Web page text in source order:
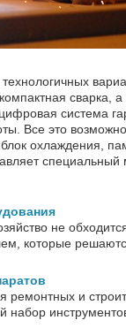
сварка, а
система
Все это
охлаждения,
специальный
не
которые
ремонтных и